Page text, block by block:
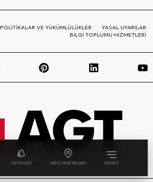
ÜRÜNLER SATIŞ NOKTALARI MENÜ
POLİTİKALAR VE YÜKÜMLÜLÜKLER
YASAL UYARILAR
BİLGİ TOPLUMU HİZMETLERİ